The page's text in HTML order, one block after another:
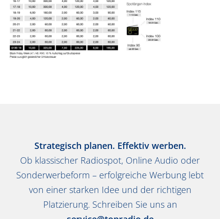
Strategisch planen. Effektiv werben.
Ob klassischer Radiospot, Online Audio oder
Sonderwerbeform – erfolgreiche Werbung lebt
von einer starken Idee und der richtigen
Platzierung. Schreiben Sie uns an